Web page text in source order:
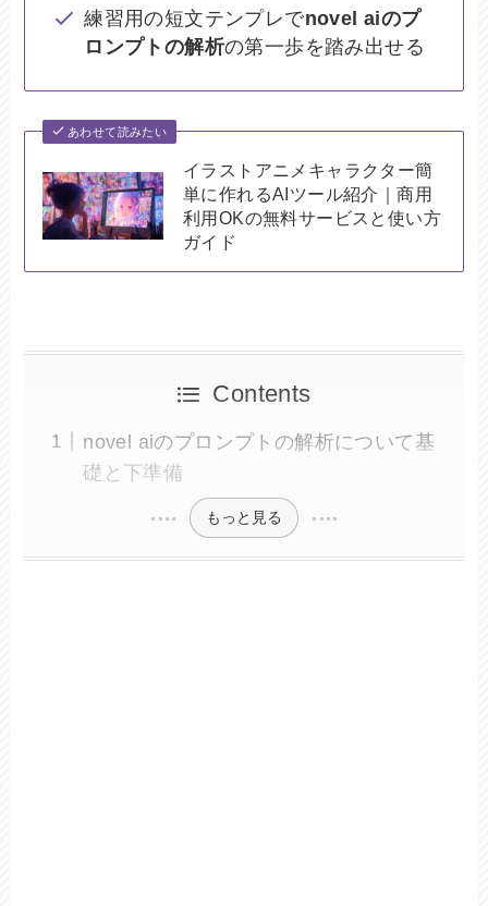
練習用の短文テンプレでnovel aiのプ
ロンプトの解析の第一歩を踏み出せる
あわせて読みたい
イラストアニメキャラクター簡
単に作れるAIツール紹介｜商用
利用OKの無料サービスと使い方
ガイド
Contents
novel aiのプロンプトの解析について基
礎と下準備
もっと見る